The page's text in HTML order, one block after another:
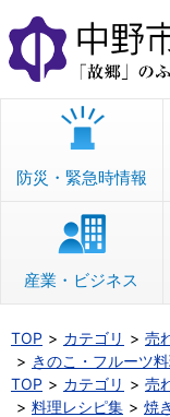
本
文
へ
移
防災・緊急時情報
産業・ビジネス
TOP カテゴリ 売
きのこ・フルーツ
TOP
カテゴリ 売
料理レシピ集
焼